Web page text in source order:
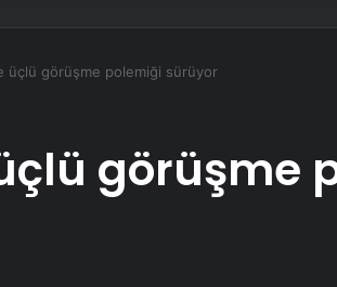
üçlü görüşme polemiği sürüyor
görüşme